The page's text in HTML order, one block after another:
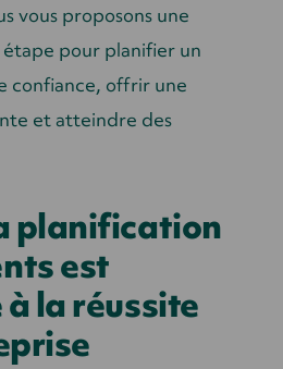
vous proposons une
pour planifier un
confiance, offrir une
et atteindre des
planification
est
la réussite